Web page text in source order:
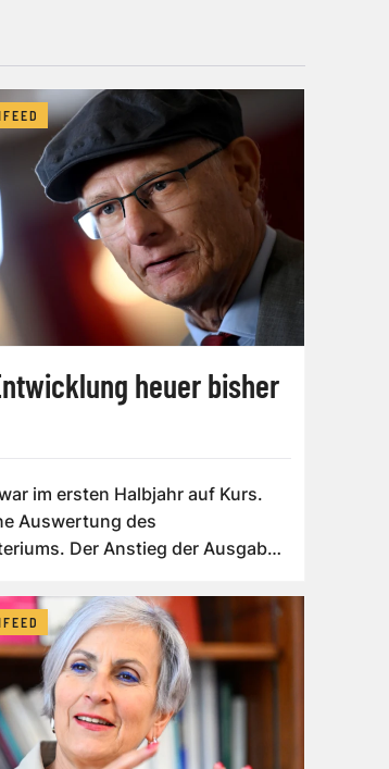
heuer bisher
im ersten Halbjahr auf Kurs.
Auswertung des
Der Anstieg der Ausgaben